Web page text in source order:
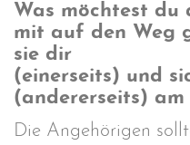
Was möchtest du
mit auf den Weg
sie dir
(einerseits) und
(andererseits) am
Die Angehörigen